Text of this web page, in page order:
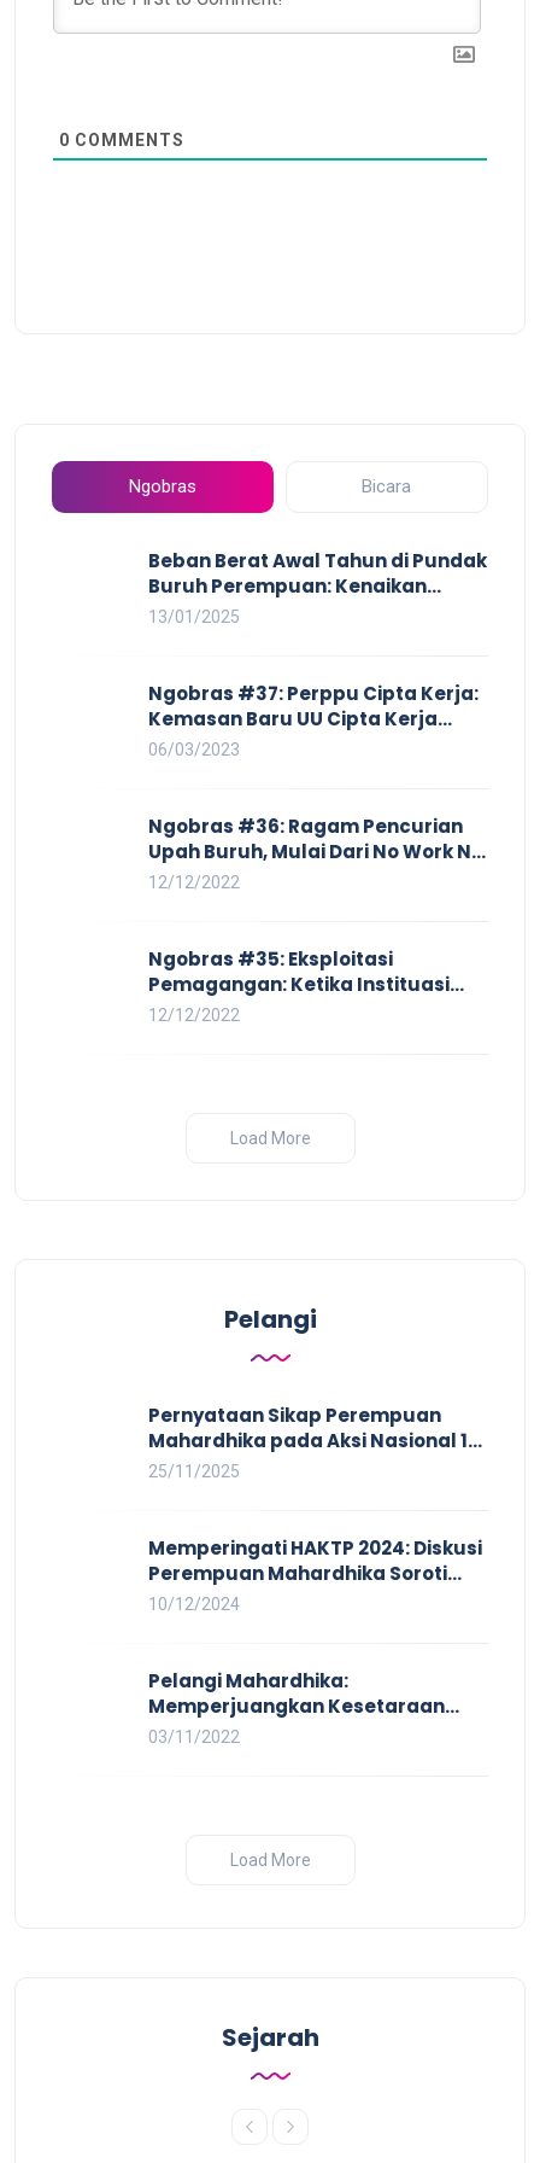
0 COMMENTS
Ngobras Bicara
Beban Berat Awal Tahun di Pundak
Buruh Perempuan: Kenaikan
Harga yang Mencekik, Ancaman
13/01/2025
Ngobras #37: Perppu Cipta Kerja:
Kemasan Baru UU Cipta Kerja
yang Semakin Merugikan Buruh
06/03/2023
Ngobras #36: Ragam Pencurian
Upah Buruh, Mulai Dari No Work No
Pay Hingga Skorsing
12/12/2022
Ngobras #35: Eksploitasi
Pemagangan: Ketika Instituasi
Pendidikan Tunduk pada Hilir
12/12/2022
Load More
Pelangi
Pernyataan Sikap Perempuan
Mahardhika pada Aksi Nasional 16
HAKTP 2025 Kerja Layak dan Bebas
25/11/2025
Memperingati HAKTP 2024: Diskusi
Perempuan Mahardhika Soroti
Kerja Layak yang Inklusif bagi
10/12/2024
Pelangi Mahardhika:
Memperjuangkan Kesetaraan
untuk Pekerja LBTQ
03/11/2022
Load More
Sejarah